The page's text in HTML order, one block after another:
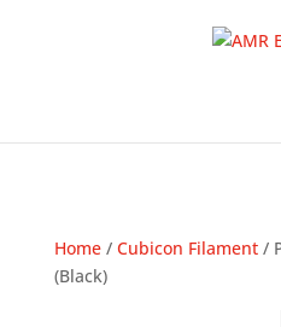
Home/ Cubicon Filament/
(Black)